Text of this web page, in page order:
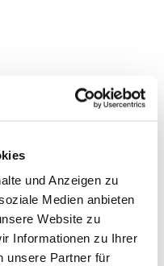
und Anzeigen zu
Medien anbieten
Website zu
Informationen zu Ihrer
unsere Partner für